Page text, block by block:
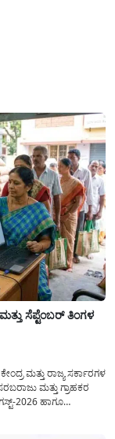
ಸೆಪ್ಟೆಂಬರ್ ತಿಂಗಳ
ಮತ್ತು ರಾಜ್ಯ ಸರ್ಕಾರಗಳ
ಮತ್ತು ಗ್ರಾಹಕರ
2026 ಹಾಗೂ